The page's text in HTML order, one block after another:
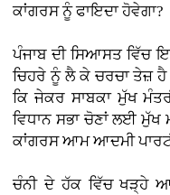
ਕਾਂਗਰਸ ਨੂੰ ਫਾਇਦਾ ਹੋਵੇਗਾ?
ਪੰਜਾਬ ਦੀ ਸਿਆਸਤ ਵਿੱਚ
ਚਿਹਰੇ ਨੂੰ ਲੈ ਕੇ ਚਰਚਾ ਤੇਜ਼
ਕਿ ਜੇਕਰ ਸਾਬਕਾ ਮੁੱਖ
ਵਿਧਾਨ ਸਭਾ ਚੋਣਾਂ ਲਈ ਮੁੱਖ
ਕਾਂਗਰਸ ਆਮ ਆਦਮੀ
ਚੰਨੀ ਦੇ ਹੱਕ ਵਿੱਚ ਖੜ੍ਹੇ